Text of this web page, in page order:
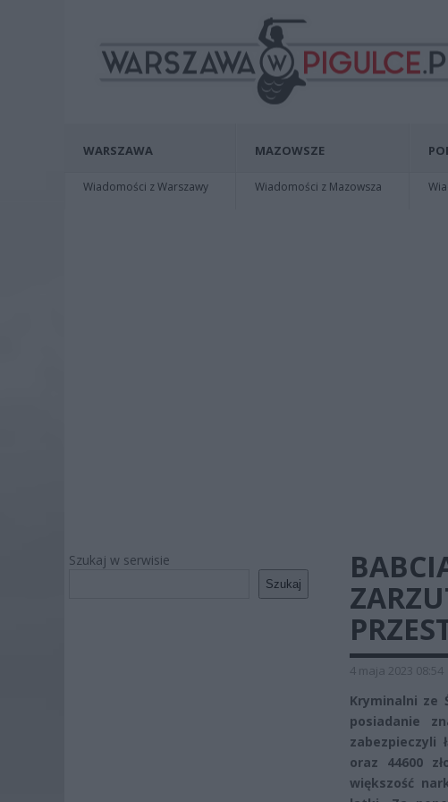
WARSZAWA
Wiadomości z Warszawy
MAZOWSZE
Wiadomości z Mazowsza
Szukaj w serwisie
Szukaj
4 maja 2023 08:54
Kryminalni ze
posiadanie
zabezpieczyli
oraz 44600
większość